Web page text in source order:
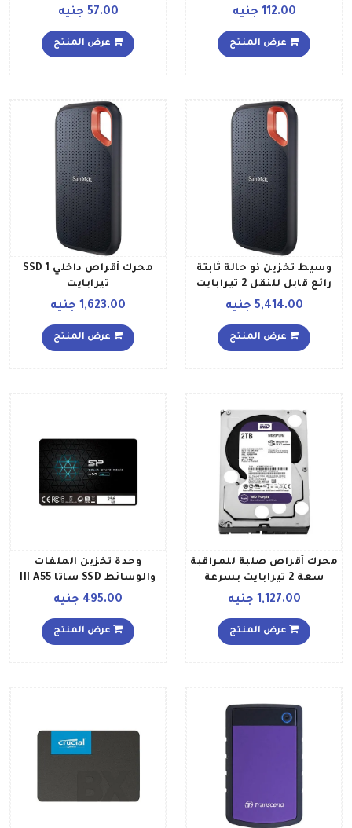
جيجابايت
112.00 جنيه
عرض المنتج
57.00 جنيه
عرض المنتج
وسيط تخزين ذو حالة ثابتة
رائع قابل للنقل 2 تيرابايت
5,414.00 جنيه
عرض المنتج
محرك أقراص داخلي SSD 1
تيرابايت
1,623.00 جنيه
عرض المنتج
محرك أقراص صلبة للمراقبة
سعة 2 تيرابايت بسرعة
5400 دورة في الدقيقة ومزود
في الثانية وذاكرة مخفية
سعة 64 ميجابايت، مقاس
1,127.00 جنيه
عرض المنتج
وحدة تخزين الملفات
والوسائط SSD ساتا III A55
256 جيجابايت
495.00 جنيه
عرض المنتج